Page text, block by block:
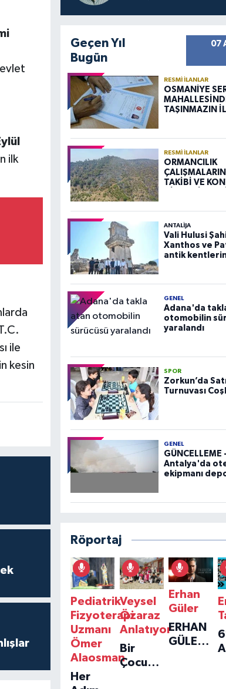
ilk
ile
kesin
Geçen Yıl
Bugün
07
RESMI İLANLAR
OSMANİYE
TAŞINMAZIN
RESMI İLANLAR
ORMANCILIK
TAKİBİ VE
ANTALIJA
Vali Hulusi
Xanthos ve
antik
GENEL
Adana'da
otomobilin
yaralandı
SPOR
Zorkun’da
Turnuvası
GENEL
GÜNCELLEME -
Antalya'da
ekipmanı
Röportaj
Pediatrik
Fizyoterapi
Uzmanı
Ömer
Alaosman
Her
Veysel
Özaraz
Anlatıyor
Bir
Çocuğun
Erhan
Güler
ERHAN
GÜLER'IN